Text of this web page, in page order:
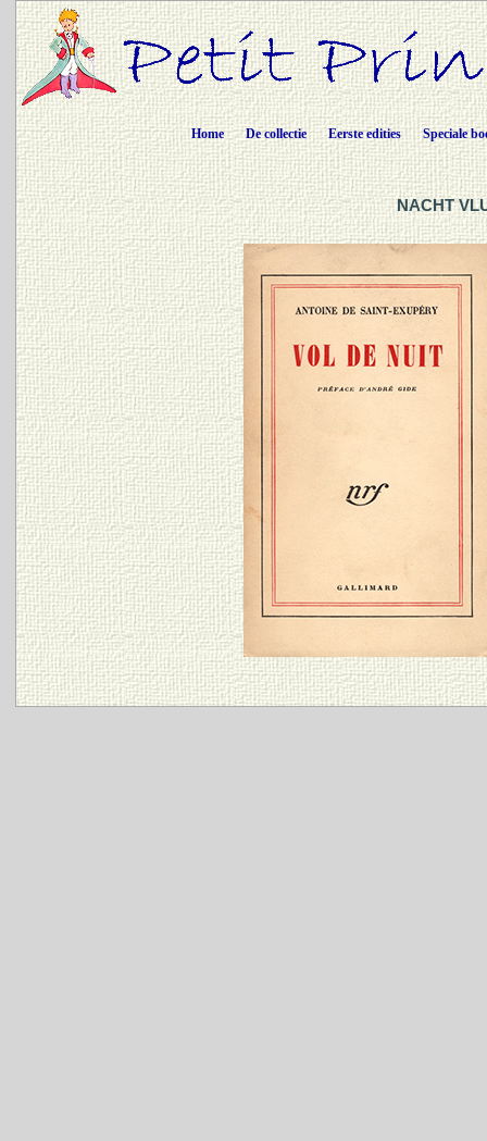
Home De collectie Eerste edities Speciale
NACHT